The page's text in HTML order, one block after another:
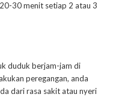
30 menit setiap 2 atau 3
duduk berjam-jam di
peregangan, anda
dari rasa sakit atau nyeri